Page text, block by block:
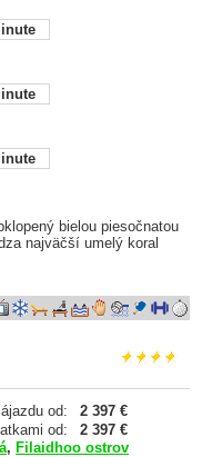
bielou piesočnatou
najväčší umelý koral
od:
2 397 €
od:
2 397 €
, Filaidhoo ostrov